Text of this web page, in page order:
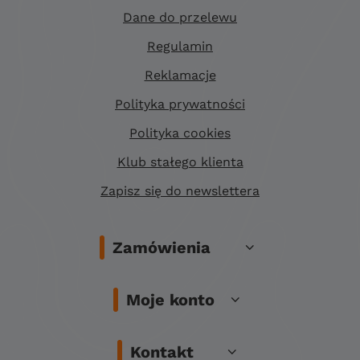
Dane do przelewu
Regulamin
Reklamacje
Polityka prywatności
Polityka cookies
Klub stałego klienta
Zapisz się do newslettera
Zamówienia
Moje konto
Kontakt